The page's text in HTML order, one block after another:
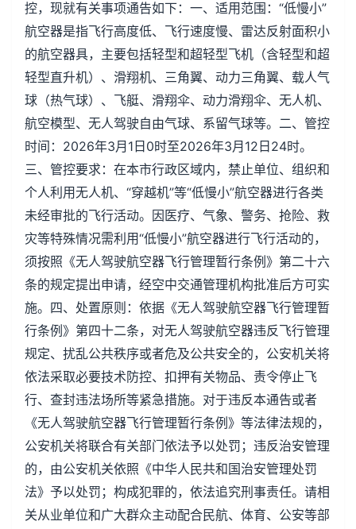
控，现就有关事项通告如下：一、适用范围：“低慢小”
航空器是指飞行高度低、飞行速度慢、雷达反射面积小
的航空器具，主要包括轻型和超轻型飞机（含轻型和超
轻型直升机）、滑翔机、三角翼、动力三角翼、载人气
球（热气球）、飞艇、滑翔伞、动力滑翔伞、无人机、
航空模型、无人驾驶自由气球、系留气球等。二、管控
时间：2026年3月1日0时至2026年3月12日24时。
三、管控要求：在本市行政区域内，禁止单位、组织和
个人利用无人机、“穿越机”等“低慢小”航空器进行各类
未经审批的飞行活动。因医疗、气象、警务、抢险、救
灾等特殊情况需利用“低慢小”航空器进行飞行活动的，
须按照《无人驾驶航空器飞行管理暂行条例》第二十六
条的规定提出申请，经空中交通管理机构批准后方可实
施。四、处置原则：依据《无人驾驶航空器飞行管理暂
行条例》第四十二条，对无人驾驶航空器违反飞行管理
规定、扰乱公共秩序或者危及公共安全的，公安机关将
依法采取必要技术防控、扣押有关物品、责令停止飞
行、查封违法场所等紧急措施。对于违反本通告或者
《无人驾驶航空器飞行管理暂行条例》等法律法规的，
公安机关将联合有关部门依法予以处罚；违反治安管理
的，由公安机关依照《中华人民共和国治安管理处罚
法》予以处罚；构成犯罪的，依法追究刑事责任。请相
关从业单位和广大群众主动配合民航、体育、公安等部